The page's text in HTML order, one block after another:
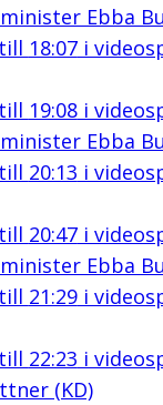
Ebba
18:07i
19:08i
Ebba
20:13 i
20:47i
Ebba
21:29i
22:23 i
(KD)